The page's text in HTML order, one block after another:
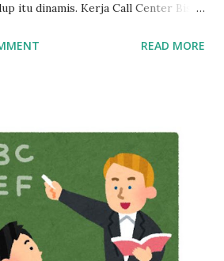
itu dinamis. Kerja Call Center Bisa
masih betah kerja sebagai customer
anak muda umur 20 tahun kerja
hari. Bisa dibilang pas-pasan buat
Tapi semuanya berubah waktu dia
Begitu terima gaji pertamanya,
undian. Pendapatannya langsung naik
hidup jadi lebih cerah. Tapi cerita gak
READ MORE